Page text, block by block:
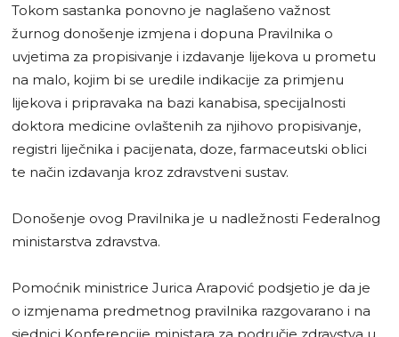
Tokom sastanka ponovno je naglašeno važnost
žurnog donošenje izmjena i dopuna Pravilnika o
uvjetima za propisivanje i izdavanje lijekova u prometu
na malo, kojim bi se uredile indikacije za primjenu
lijekova i pripravaka na bazi kanabisa, specijalnosti
doktora medicine ovlaštenih za njihovo propisivanje,
registri liječnika i pacijenata, doze, farmaceutski oblici
te način izdavanja kroz zdravstveni sustav.
Donošenje ovog Pravilnika je u nadležnosti Federalnog
ministarstva zdravstva.
Pomoćnik ministrice Jurica Arapović podsjetio je da je
o izmjenama predmetnog pravilnika razgovarano i na